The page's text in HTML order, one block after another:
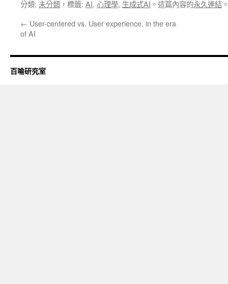
分類: 未分類 ，標籤: AI, 心理學, 生成式AI 。這篇內容的永久連結
← User-centered vs. User experience, in the era
of AI
百喻研究室